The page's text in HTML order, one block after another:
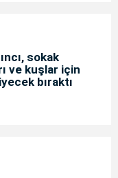
sokak
ve kuşlar için
bıraktı